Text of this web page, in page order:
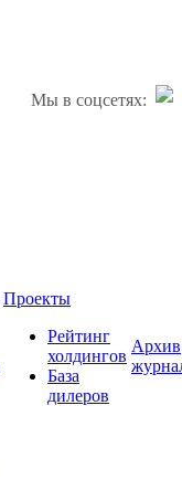
Мы в соцсетях:
Проекты
Рейтинг
холдингов
База
дилеров
Архив